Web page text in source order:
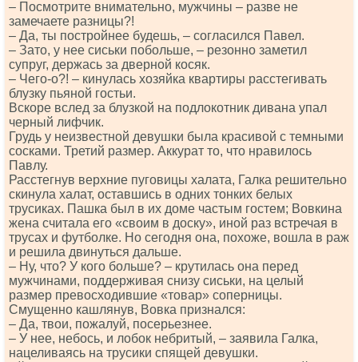
– Посмотрите внимательно, мужчины – разве не
замечаете разницы?!
– Да, ты постройнее будешь, ‒ согласился Павел.
‒ Зато, у нее сиськи побольше, – резонно заметил
супруг, держась за дверной косяк.
– Чего-о?! – кинулась хозяйка квартиры расстегивать
блузку пьяной гостьи.
Вскоре вслед за блузкой на подлокотник дивана упал
черный лифчик.
Грудь у неизвестной девушки была красивой с темными
сосками. Третий размер. Аккурат то, что нравилось
Павлу.
Расстегнув верхние пуговицы халата, Галка решительно
скинула халат, оставшись в одних тонких белых
трусиках. Пашка был в их доме частым гостем; Вовкина
жена считала его «своим в доску», иной раз встречая в
трусах и футболке. Но сегодня она, похоже, вошла в раж
и решила двинуться дальше.
‒ Ну, что? У кого больше? ‒ крутилась она перед
мужчинами, поддерживая снизу сиськи, на целый
размер превосходившие «товар» соперницы.
Смущенно кашлянув, Вовка признался:
‒ Да, твои, пожалуй, посерьезнее.
‒ У нее, небось, и лобок небритый, ‒ заявила Галка,
нацеливаясь на трусики спящей девушки.